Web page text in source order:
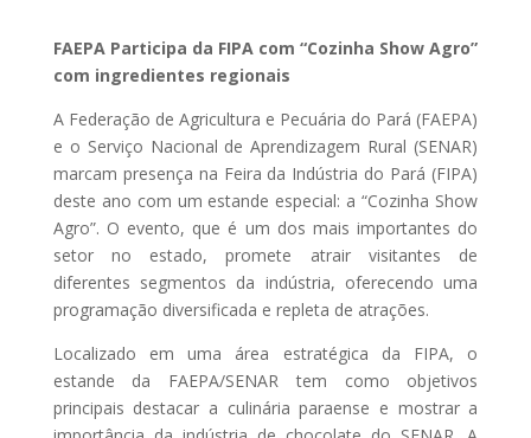
FAEPA Participa da FIPA com “Cozinha Show Agro”
com ingredientes regionais
A Federação de Agricultura e Pecuária do Pará (FAEPA)
e o Serviço Nacional de Aprendizagem Rural (SENAR)
marcam presença na Feira da Indústria do Pará (FIPA)
deste ano com um estande especial: a “Cozinha Show
Agro”. O evento, que é um dos mais importantes do
setor no estado, promete atrair visitantes de
diferentes segmentos da indústria, oferecendo uma
programação diversificada e repleta de atrações.
Localizado em uma área estratégica da FIPA, o
estande da FAEPA/SENAR tem como objetivos
principais destacar a culinária paraense e mostrar a